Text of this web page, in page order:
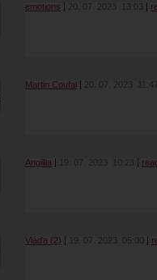
emotions 20. 07. 2023 13:03
Martin Coufal 20. 07. 2023 11:47
Angillia 19. 07. 2023 10:23
Vláďa (2) 19. 07. 2023 05:00